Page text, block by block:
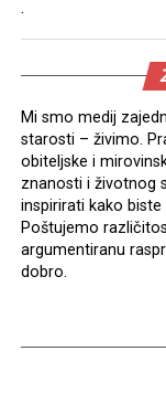
.
Mi smo medij
starosti – živimo.
obiteljske i
znanosti i životnog
inspirirati kako
Poštujemo
argumentiranu
dobro.